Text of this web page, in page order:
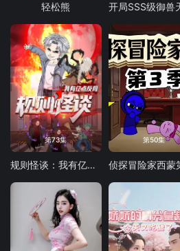
轻松熊
第73集
规则怪谈：我有亿点反骨
第50集